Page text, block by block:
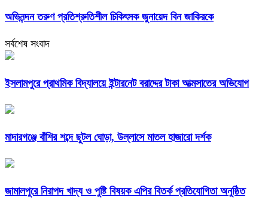
অভিনন্দন তরুণ প্রতিশ্রুতিশীল চিকিৎসক জুনায়েদ বিন জাকিরকে
সর্বশেষ সংবাদ
ইসলামপুরে প্রাথমিক বিদ্যালয়ে ইন্টারনেট বরাদ্দের টাকা আত্মসাতের অভিযোগ
মাদারগঞ্জে বাঁশির শব্দে ছুটল ঘোড়া, উল্লাসে মাতল হাজারো দর্শক
জামালপুরে নিরাপদ খাদ্য ও পুষ্টি বিষয়ক এপির বিতর্ক প্রতিযোগিতা অনুষ্ঠিত